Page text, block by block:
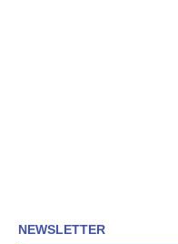
NEWSLETTER